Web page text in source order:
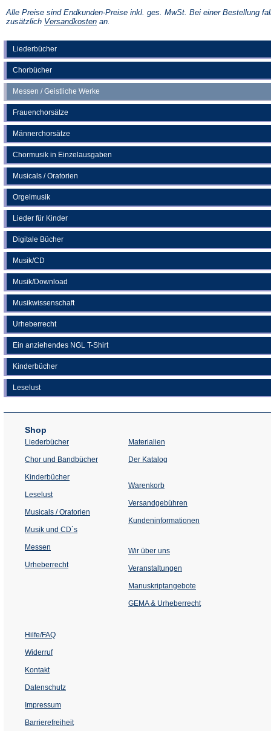
Liederbücher
Chorbücher
Messen / Geistliche Werke
Frauenchorsätze
Männerchorsätze
Chormusik in Einzelausgaben
Musicals / Oratorien
Orgelmusik
Lieder für Kinder
Digitale Bücher
Musik/CD
Musik/Download
Musikwissenschaft
Urheberrecht
Ein anziehendes NGL T-Shirt
Kinderbücher
Leselust
einem
neuen
Alle Preise sind Endkunden-Preise inkl. ges. MwSt. Bei einer Bestellung
zusätzlich Versandkosten(Öffnet
an.
Shop
Liederbücher
Chor und Bandbücher
Kinderbücher
Leselust
Musicals / Oratorien
Musik und CD´s
Messen
Urheberrecht
Materialien
Der Katalog
Warenkorb
Versandgebühren
Kundeninformationen
Wir über uns
Veranstaltungen
einem
Tab)
Manuskriptangebote
GEMA & Urheberrecht
Hilfe/FAQ
Widerruf
Kontakt
Datenschutz
Impressum
Barrierefreiheit